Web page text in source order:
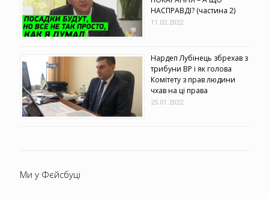
НАСПРАВДІ? (частина 2)
11.02.2022
Нардеп Лубінець збрехав з
трибуни ВР і як голова
Комітету з прав людини
чхав на ці права
25.01.2022
Ми у Фєйсбуці